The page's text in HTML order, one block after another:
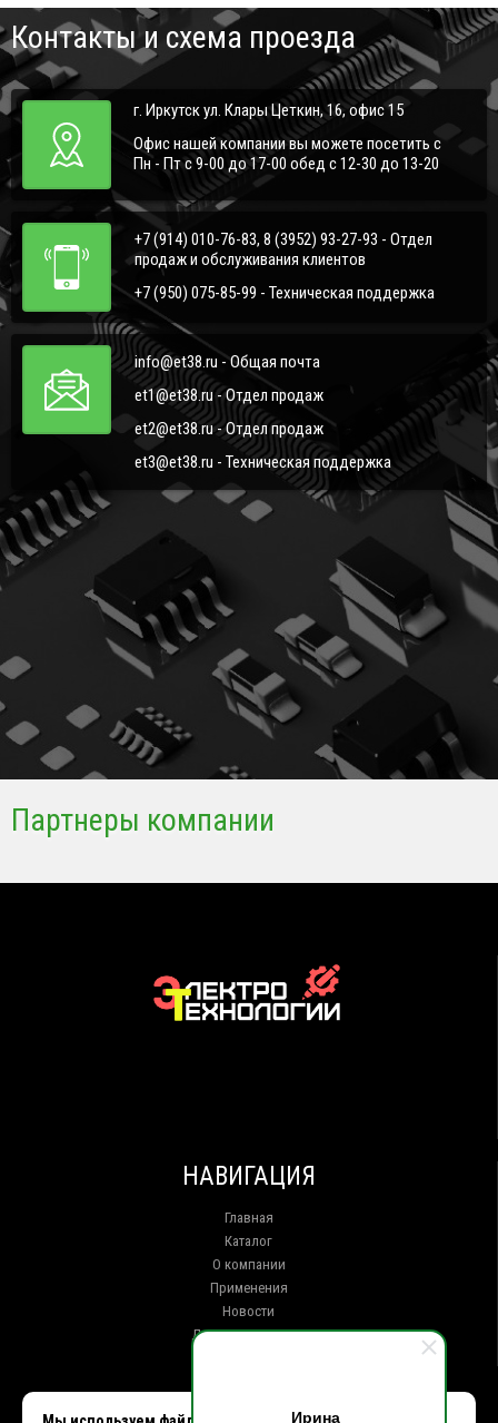
Ирина
Контакты и схема проезда
г. Иркутск ул. Клары Цеткин, 16, офис 15
Офис нашей компании вы можете посетить с
Пн - Пт с 9-00 до 17-00 обед с 12-30 до 13-20
+7 (914) 010-76-83, 8 (3952) 93-27-93 - Отдел
продаж и обслуживания клиентов
+7 (950) 075-85-99 - Техническая поддержка
info@et38.ru - Общая почта
et1@et38.ru - Отдел продаж
et2@et38.ru - Отдел продаж
et3@et38.ru - Техническая поддержка
Партнеры компании
НАВИГАЦИЯ
Главная
Каталог
О компании
Применения
Новости
Доставка и оплата